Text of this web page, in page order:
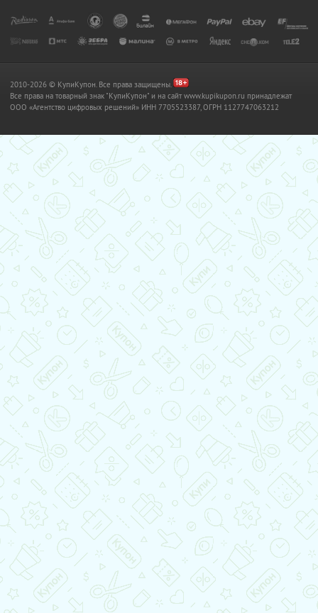
2010-2026 © КупиКупон. Все права защищены.
Все права на товарный знак "КупиКупон" и на сайт www.kupikupon.ru принадлежат
OOO «Агентство цифровых решений» ИНН 7705523387, ОГРН 1127747063212